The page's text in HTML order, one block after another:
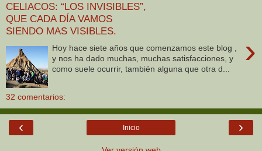
CELIACOS: “LOS INVISIBLES”,
QUE CADA DÍA VAMOS
SIENDO MAS VISIBLES.
›
Hoy hace siete años que comenzamos este blog ,
y nos ha dado muchas, muchas satisfacciones, y
como suele ocurrir, también alguna que otra d...
32 comentarios:
‹ ›
Inicio